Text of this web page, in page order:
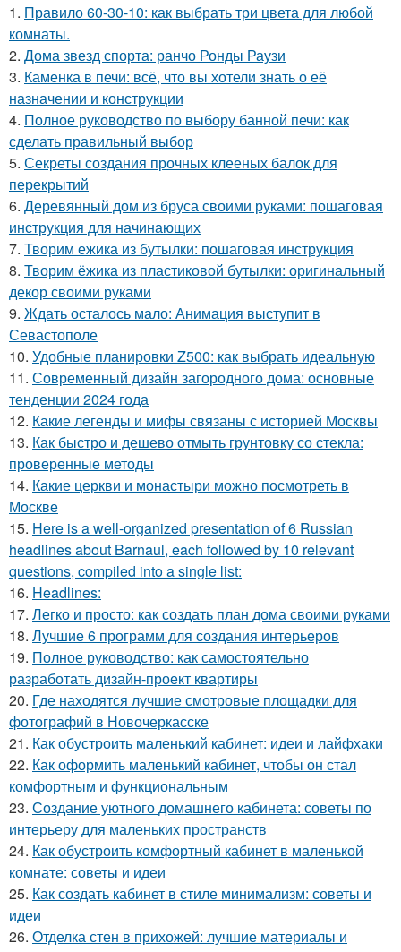
1. Правило 60-30-10: как выбрать три цвета для любой
комнаты.
2. Дома звезд спорта: ранчо Ронды Раузи
3. Каменка в печи: всё, что вы хотели знать о её
назначении и конструкции
4. Полное руководство по выбору банной печи: как
сделать правильный выбор
5. Секреты создания прочных клееных балок для
перекрытий
6. Деревянный дом из бруса своими руками: пошаговая
инструкция для начинающих
7. Творим ежика из бутылки: пошаговая инструкция
8. Творим ёжика из пластиковой бутылки: оригинальный
декор своими руками
9. Ждать осталось мало: Анимация выступит в
Севастополе
10. Удобные планировки Z500: как выбрать идеальную
11. Современный дизайн загородного дома: основные
тенденции 2024 года
12. Какие легенды и мифы связаны с историей Москвы
13. Как быстро и дешево отмыть грунтовку со стекла:
проверенные методы
14. Какие церкви и монастыри можно посмотреть в
Москве
15. Here is a well-organized presentation of 6 Russian
headlines about Barnaul, each followed by 10 relevant
questions, compiled into a single list:
16. Headlines:
17. Легко и просто: как создать план дома своими руками
18. Лучшие 6 программ для создания интерьеров
19. Полное руководство: как самостоятельно
разработать дизайн-проект квартиры
20. Где находятся лучшие смотровые площадки для
фотографий в Новочеркасске
21. Как обустроить маленький кабинет: идеи и лайфхаки
22. Как оформить маленький кабинет, чтобы он стал
комфортным и функциональным
23. Создание уютного домашнего кабинета: советы по
интерьеру для маленьких пространств
24. Как обустроить комфортный кабинет в маленькой
комнате: советы и идеи
25. Как создать кабинет в стиле минимализм: советы и
идеи
26. Отделка стен в прихожей: лучшие материалы и